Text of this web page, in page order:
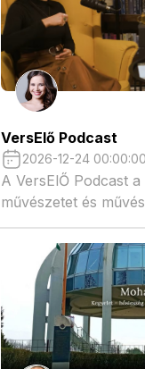
VersElő Podcast
2026-12-24 00:00:00
A VersElŐ Podcast
művészetet és
beszélgető műsora